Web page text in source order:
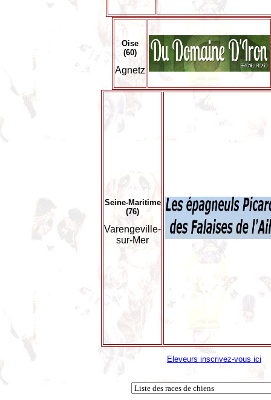
Oise
(60)
Agnetz
Seine-Maritime
(76)
Varengeville-
sur-Mer
Eleveurs inscrivez-vous ici